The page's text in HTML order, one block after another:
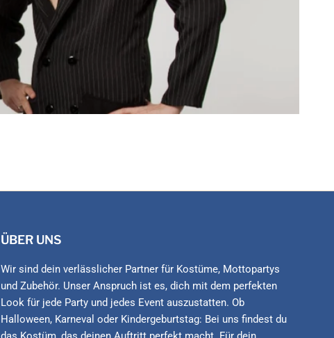
ÜBER UNS
Wir sind dein verlässlicher Partner für Kostüme, Mottopartys
und Zubehör. Unser Anspruch ist es, dich mit dem perfekten
Look für jede Party und jedes Event auszustatten. Ob
Halloween, Karneval oder Kindergeburtstag: Bei uns findest du